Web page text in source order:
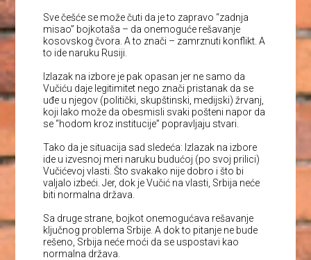
Sve češće se može čuti da je to zapravo “zadnja
misao” bojkotaša – da onemoguće rešavanje
kosovskog čvora. A to znači – zamrznuti konflikt. A
to ide naruku Rusiji.
Izlazak na izbore je pak opasan jer ne samo da
Vučiću daje legitimitet nego znači pristanak da se
uđe u njegov (politički, skupštinski, medijski) žrvanj,
koji lako može da obesmisli svaki pošteni napor da
se “hodom kroz institucije” popravljaju stvari.
Tako da je situacija sad sledeća: Izlazak na izbore
ide u izvesnoj meri naruku budućoj (po svoj prilici)
Vučićevoj vlasti. Što svakako nije dobro i što bi
valjalo izbeći. Jer, dok je Vučić na vlasti, Srbija neće
biti normalna država.
Sa druge strane, bojkot onemogućava rešavanje
ključnog problema Srbije. A dok to pitanje ne bude
rešeno, Srbija neće moći da se uspostavi kao
normalna država.